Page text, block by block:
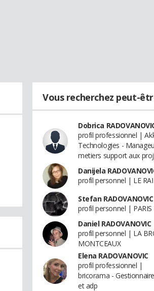
Vous recherchez peut-
Dobrica
profil professionnel |
Technologies -
metiers support aux
Danijela
profil personnel | LE
Stefan RADOVANOVIC
profil personnel | PARIS
Daniel RADOVANOVIC
profil personnel | LA
MONTCEAUX
Elena RADOVANOVIC
profil professionnel |
bricorama -
et adp